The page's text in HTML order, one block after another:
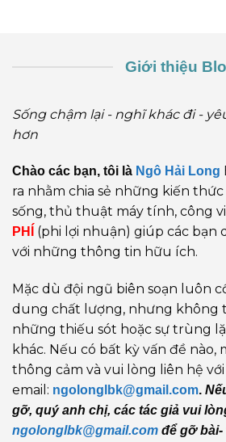
Giới thiệu
Sống chậm lại - nghĩ khác đi -
hơn
Chào các bạn, tôi là Ngô Hải Long
ra nhằm chia sẻ những kiến
sống, thủ thuật máy tính, công
PHÍ
(phi lợi nhuận) giúp các bạn
với những thông tin hữu ích.
Mặc dù đội ngũ biên soạn luôn
dung chất lượng, nhưng không
những thiếu sót hoặc sự trùng
khác. Nếu có bất kỳ vấn đề nào,
thông cảm và vui lòng liên hệ
email: ngolonglbk@gmail.com.
gỡ, quý anh chị, các tác giả vui
ngolonglbk@gmail.com để gỡ